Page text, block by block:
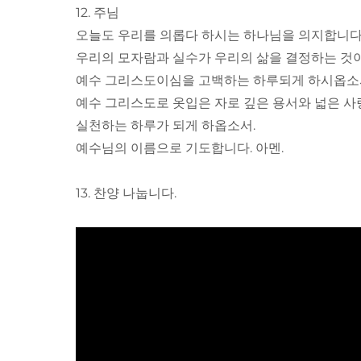
12. 주님
오늘도 우리를 의롭다 하시는 하나님을 의지합니
우리의 모자람과 실수가 우리의 삶을 결정하는 것
예수 그리스도이심을 고백하는 하루되게 하시옵소
예수 그리스도로 옷입은 자로 깊은 용서와 넓은 사
실천하는 하루가 되게 하옵소서.
예수님의 이름으로 기도합니다. 아멘.
13. 찬양 나눕니다.